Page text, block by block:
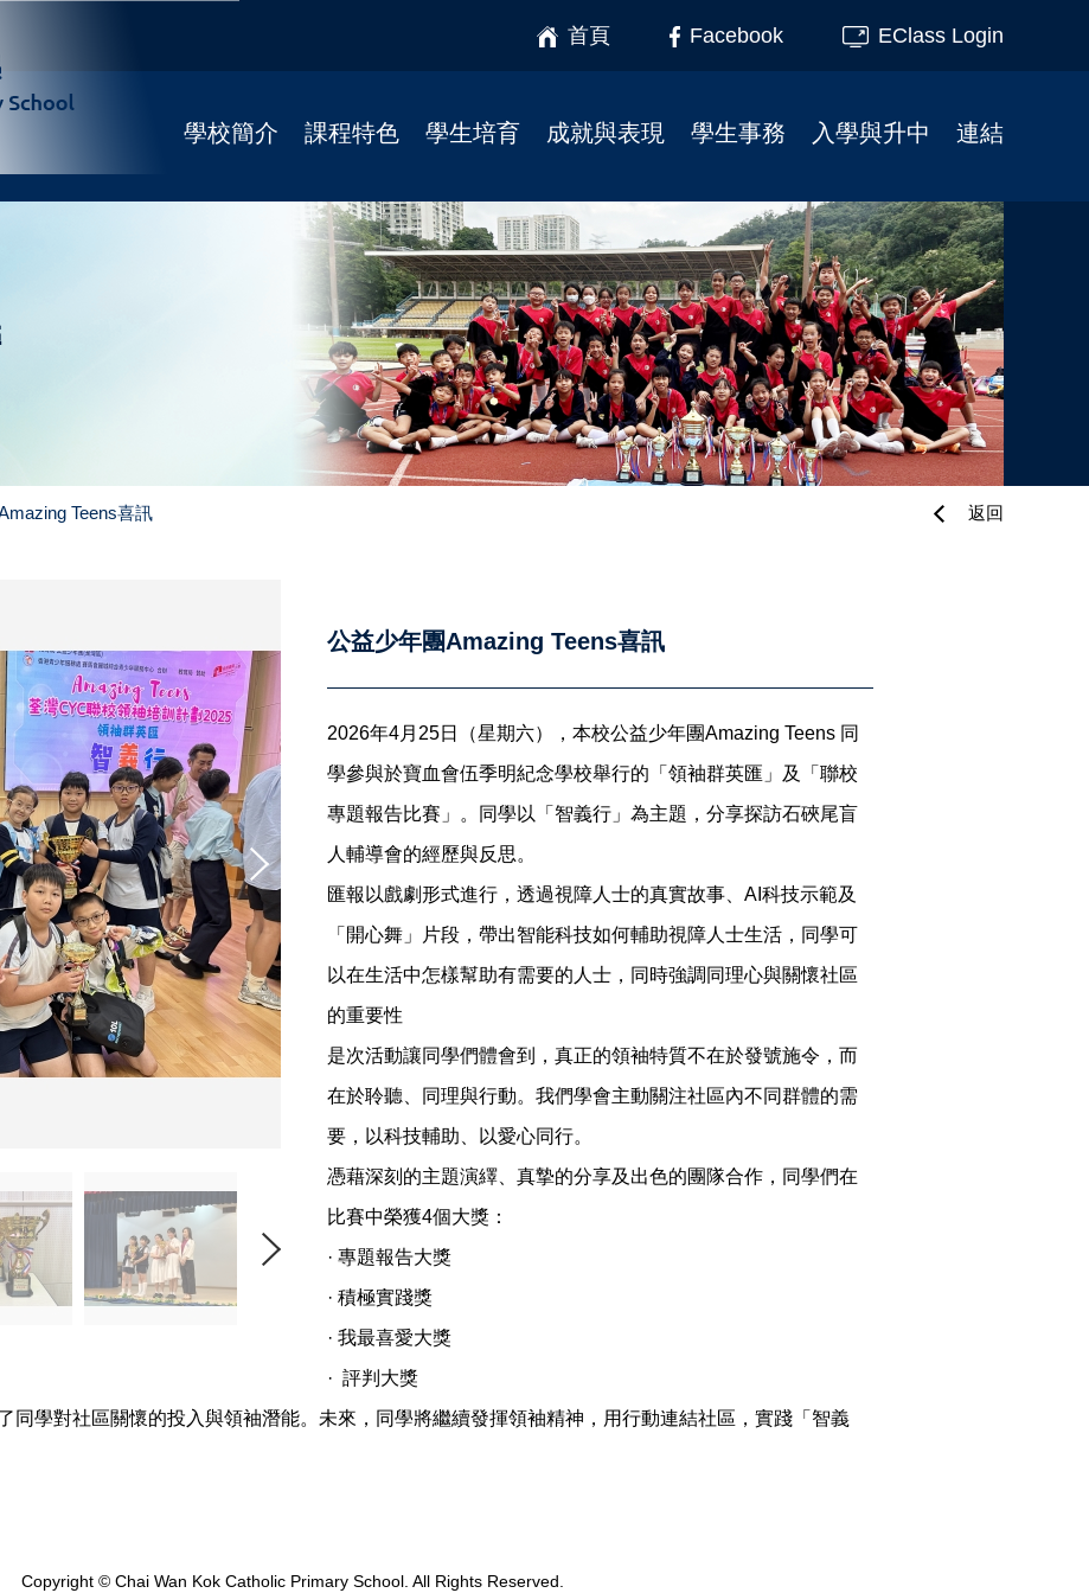
首頁 Facebook EClass Login
學校簡介
學校簡介
聯絡我們
課程特色
課程特色
學科天地
STREAM課程
柴天正向教育
靜觀課程
Fun Fun English
資優課程
推廣閱讀
學生培育
國民教育
宗教培育
健康校園(4Rs)
學校社工
學習支援
成就與表現
榮譽榜
校友成就
制服團隊
服務大使
課外活動
校園電視台
境外交流
刊物
學生事務
柴天45周年校慶
學校行事曆
校服式樣
校車
校園記趣
相片下載區
學生繳費系統教學
學校午膳
入學與升中
小一入學事宜
插班生入學申請
幼小資訊
升中資訊
小一支援
幼稚園聯繫
連結
家長教育
家長教師會
校友會
校友會活動相片
Teens喜訊 返回
公益少年團Amazing Teens喜訊
2026年4月25日（星期六），本校公益少年團Amazing Teens 同
學參與於寶血會伍季明紀念學校舉行的「領袖群英匯」及「聯校
專題報告比賽」。同學以「智義行」為主題，分享探訪石硤尾盲
人輔導會的經歷與反思。
匯報以戲劇形式進行，透過視障人士的真實故事、AI科技示範及
「開心舞」片段，帶出智能科技如何輔助視障人士生活，同學可
以在生活中怎樣幫助有需要的人士，同時強調同理心與關懷社區
的重要性
是次活動讓同學們體會到，真正的領袖特質不在於發號施令，而
在於聆聽、同理與行動。我們學會主動關注社區內不同群體的需
要，以科技輔助、以愛心同行。
憑藉深刻的主題演繹、真摯的分享及出色的團隊合作，同學們在
比賽中榮獲4個大獎：
· 專題報告大獎
· 積極實踐獎
· 我最喜愛大獎
· 評判大獎
同學對社區關懷的投入與領袖潛能。未來，同學將繼續發揮領袖精神，用行動連結社區，實踐「智義
Copyright © Chai Wan Kok Catholic Primary School. All Rights Reserved.